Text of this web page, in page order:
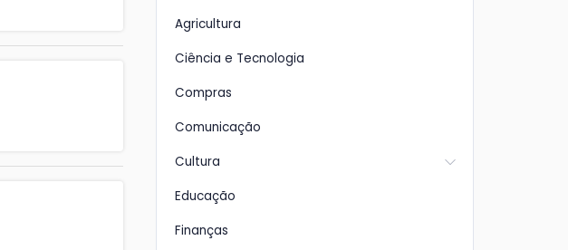
Agricultura
Ciência e Tecnologia
Compras
Comunicação
Cultura
Educação
Finanças